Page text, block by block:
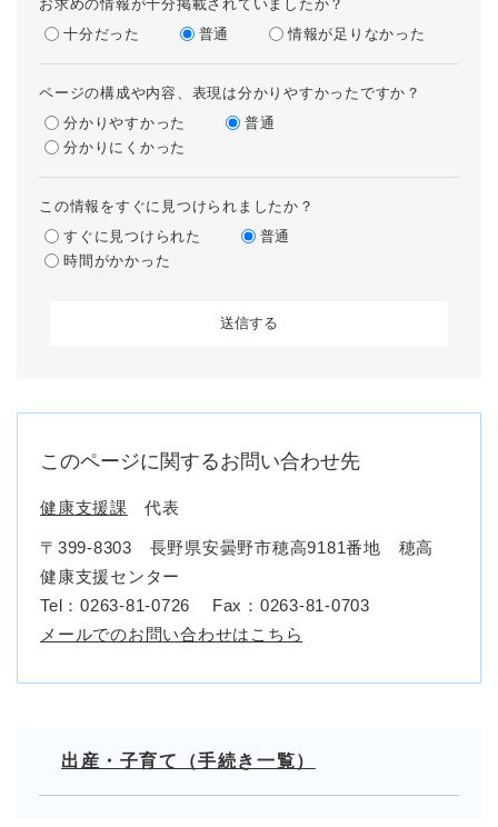
お求めの情報が十分掲載されていましたか？
十分だった
普通 情報が足りなかった
ページの構成や内容、表現は分かりやすかったですか？
分かりやすかった
普通
分かりにくかった
この情報をすぐに見つけられましたか？
すぐに見つけられた
普通
時間がかかった
このページに関するお問い合わせ先
健康支援課 代表
〒399-8303 長野県安曇野市穂高9181番地 穂高
健康支援センター
Tel：0263-81-0726
Fax：0263-81-0703
メールでのお問い合わせはこちら
出産・子育て（手続き一覧）